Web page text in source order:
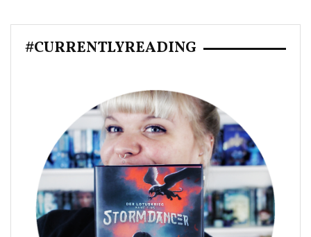
#CURRENTLYREADING